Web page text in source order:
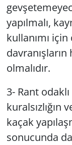
yapılmalı,
kullanımı
davranışların
olmalıdır.
3- Rant
kuralsızlığın
kaçak
sonucunda